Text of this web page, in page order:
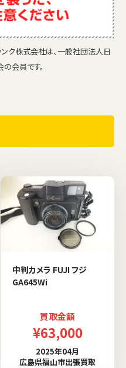
ンク株式会社は、一般社団法人日
会員です。
中判カメラ FUJI フジ
GA645Wi
買取金額
¥63,000
2025年04月
広島県福山市出張買取